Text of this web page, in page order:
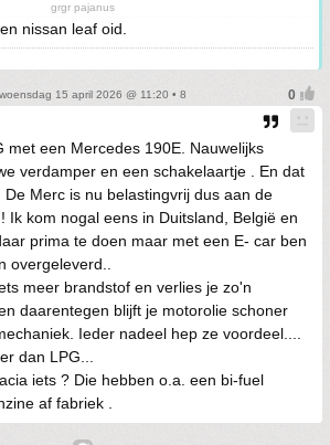
grgr pajanus
nissan leaf oid.
15 april 2026 @ 11:20 • 8
met een Mercedes 190E. Nauwelijks
verdamper en een schakelaartje . En dat
Merc is nu belastingvrij dus aan de
Ik kom nogal eens in Duitsland, België en
prima te doen maar met een E- car ben
overgeleverd..
meer brandstof en verlies je zo'n
daarentegen blijft je motorolie schoner
Ieder nadeel hep ze voordeel....
dan LPG...
iets ? Die hebben o.a. een bi-fuel
af fabriek .